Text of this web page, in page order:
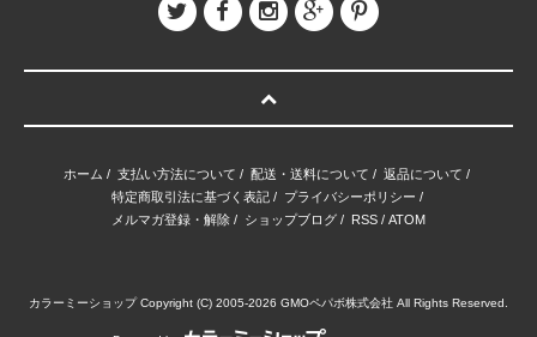
ホーム / 支払い方法について / 配送・送料について / 返品について /
特定商取引法に基づく表記/ プライバシーポリシー /
メルマガ登録・解除 / ショップブログ / RSS / ATOM
カラーミーショップCopyright (C) 2005-2026 GMOペパボ株式会社 All Rights Reserved.